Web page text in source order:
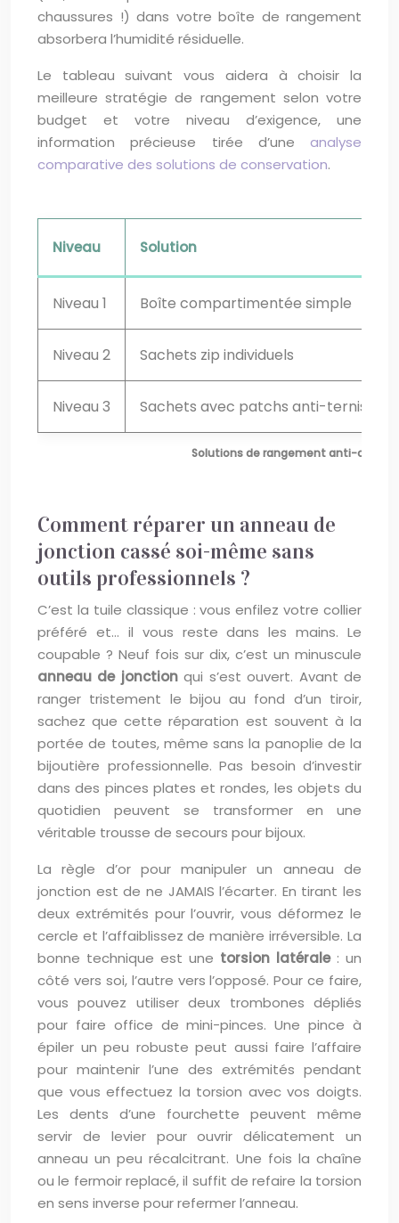
chaussures !) dans votre boîte de rangement
absorbera l’humidité résiduelle.
Le tableau suivant vous aidera à choisir la
meilleure stratégie de rangement selon votre
budget et votre niveau d’exigence, une
information précieuse tirée d’une analyse
comparative des solutions de conservation.
Solutions de rangement anti-
Niveau Solution
Niveau 1 Boîte compartimentée simple
Niveau 2 Sachets zip individuels
Niveau 3 Sachets avec patchs anti-
Comment réparer un anneau de
jonction cassé soi-même sans
outils professionnels ?
C’est la tuile classique : vous enfilez votre collier
préféré et… il vous reste dans les mains. Le
coupable ? Neuf fois sur dix, c’est un minuscule
anneau de jonctionqui s’est ouvert. Avant de
ranger tristement le bijou au fond d’un tiroir,
sachez que cette réparation est souvent à la
portée de toutes, même sans la panoplie de la
bijoutière professionnelle. Pas besoin d’investir
dans des pinces plates et rondes, les objets du
quotidien peuvent se transformer en une
véritable trousse de secours pour bijoux.
La règle d’or pour manipuler un anneau de
jonction est de ne JAMAIS l’écarter. En tirant les
deux extrémités pour l’ouvrir, vous déformez le
cercle et l’affaiblissez de manière irréversible. La
bonne technique est une torsion latérale: un
côté vers soi, l’autre vers l’opposé. Pour ce faire,
vous pouvez utiliser deux trombones dépliés
pour faire office de mini-pinces. Une pince à
épiler un peu robuste peut aussi faire l’affaire
pour maintenir l’une des extrémités pendant
que vous effectuez la torsion avec vos doigts.
Les dents d’une fourchette peuvent même
servir de levier pour ouvrir délicatement un
anneau un peu récalcitrant. Une fois la chaîne
ou le fermoir replacé, il suffit de refaire la torsion
en sens inverse pour refermer l’anneau.